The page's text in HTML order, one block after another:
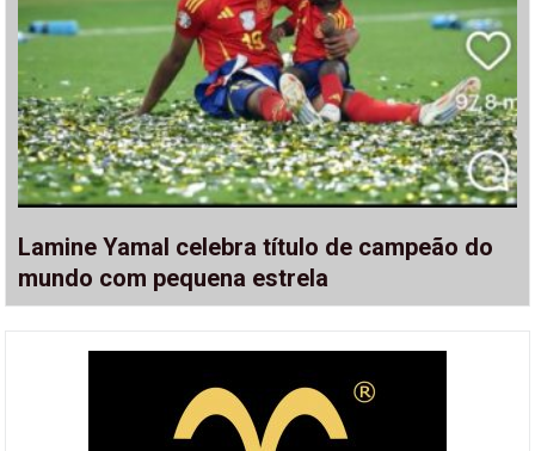
Lamine Yamal celebra título de campeão do
mundo com pequena estrela